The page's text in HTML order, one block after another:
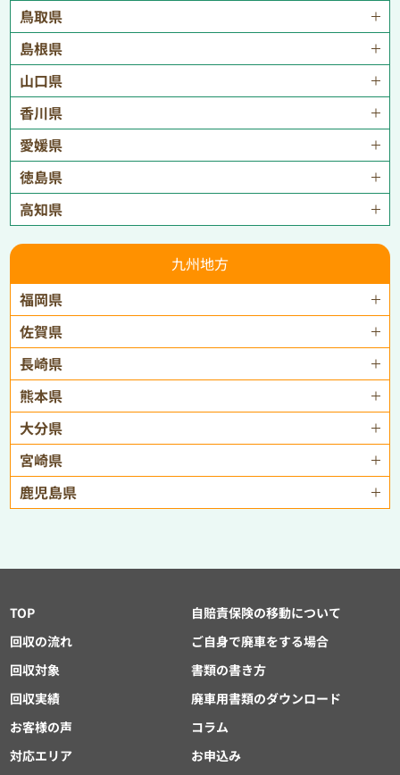
鳥取県
島根県
山口県
香川県
愛媛県
徳島県
高知県
九州地方
福岡県
佐賀県
長崎県
熊本県
大分県
宮崎県
鹿児島県
TOP
回収の流れ
回収対象
回収実績
お客様の声
対応エリア
自賠責保険の移動について
ご自身で廃車をする場合
書類の書き方
廃車用書類のダウンロード
コラム
お申込み